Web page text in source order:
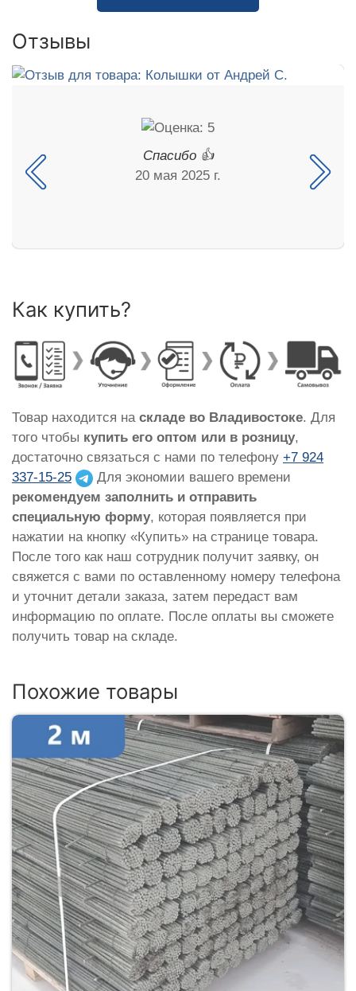
Отзывы
Спасибо 👍
20 мая 2025 г.
Как купить?
Товар находится на складе во Владивостоке. Для
того чтобы купить его оптом или в розницу,
достаточно связаться с нами по телефону +7 924
337-15-25
Для экономии вашего времени
рекомендуем заполнить и отправить
специальную форму, которая появляется при
нажатии на кнопку «Купить» на странице товара.
После того как наш сотрудник получит заявку, он
свяжется с вами по оставленному номеру телефона
и уточнит детали заказа, затем передаст вам
информацию по оплате. После оплаты вы сможете
получить товар на складе.
Похожие товары